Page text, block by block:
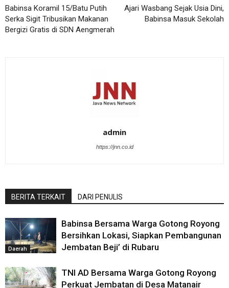
Babinsa Koramil 15/Batu Putih
Serka Sigit Tribusikan Makanan
Bergizi Gratis di SDN Aengmerah
Ajari Wasbang Sejak Usia Dini,
Babinsa Masuk Sekolah
admin
https://jnn.co.id
BERITA TERKAIT DARI PENULIS
Daerah
Babinsa Bersama Warga Gotong Royong
Bersihkan Lokasi, Siapkan Pembangunan
Jembatan Beji’ di Rubaru
TNI AD Bersama Warga Gotong Royong
Perkuat Jembatan di Desa Matanair